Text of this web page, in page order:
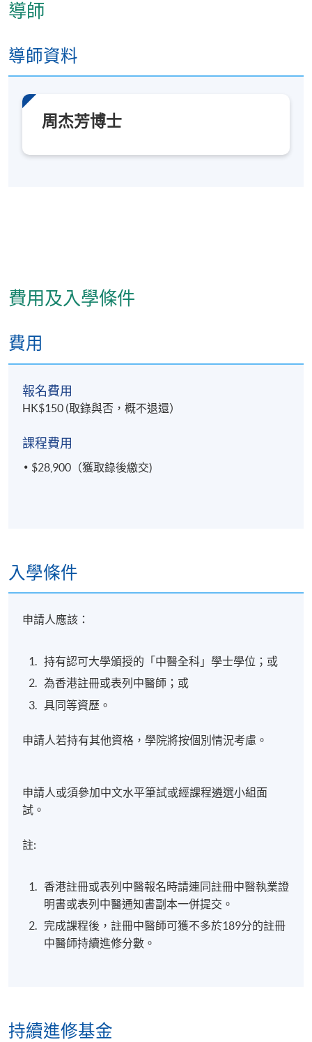
批判性分析傳統與現代推拿的異同，運用特定推拿
劑內服、外用制定痛症辨證治療策略。
三.常見痛症診療
證；
制定臨床治療策略；
4. 綜合運用中醫疼痛學的各種治療手段，對臨床常見
痛症實施有針對性的治療；
5. 綜合運用中醫疼痛學診療方法，客觀評估臨床常見
痛症的預後和治療效果。
床特殊痛症；
病辨證；
3. 綜合運用中醫疼痛學理論與方法，對臨床特殊痛症
制定相應的臨床治療策略；
4. 綜合運用中醫疼痛學的各種治療手段，對臨床特殊
五
此學科單元的整體學習成效：
1. 運用中醫四診結合現代醫學理論進行臨床痛症的診
斷與鑒別診斷、辨病辨證和療效評估制定綜合性策
略，並應用於獨立臨床操作（包括體檢及中藥處方、
針灸、推拿治療）。
導師
導師資料
周杰芳博士
費用及入學條件
費用
報名費用
HK$150 (取錄與否，概不退還）
課程費用
$28,900（獲取錄後繳交)
入學條件
申請人應該：
持有認可大學頒授的「中醫全科」學士學位；或
為香港註冊或表列中醫師；或
具同等資歷。
申請人若持有其他資格，學院將按個別情況考慮。
申請人或須參加中文水平筆試或經課程遴選小組面
試。
註:
香港註冊或表列中醫報名時請連同註冊中醫執業證
明書或表列中醫通知書副本一併提交。
完成課程後，註冊中醫師可獲不多於189分的註冊
中醫師持續進修分數。
持續進修基金